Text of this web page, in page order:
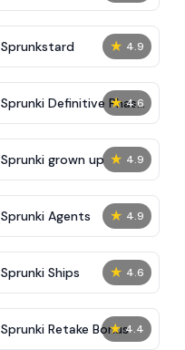
★ 4.9
Sprunkstard
★ 4.6
Sprunki Definitive Phase
7
★ 4.9
Sprunki grown up
★ 4.9
Sprunki Agents
★ 4.6
Sprunki Ships
★ 4.4
Sprunki Retake Bonus